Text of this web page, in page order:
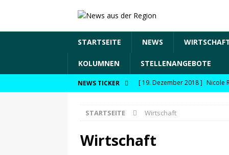
STARTSEITE NEWS
KOLUMNEN STELLENANGEBOTE
NEWS TICKER [ 19. Dezember 2018 ] Nicole
WIRTSCHAFT
[ 19. Dezember 2018 ]
STARTSEITE Wirtschaft
Wirtschaft